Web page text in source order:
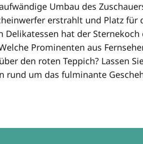
Umbau des
erstrahlt und Platz für
Delikatessen hat der Sternekoch
Prominenten aus
den roten Teppich? Lassen
rund um das fulminante